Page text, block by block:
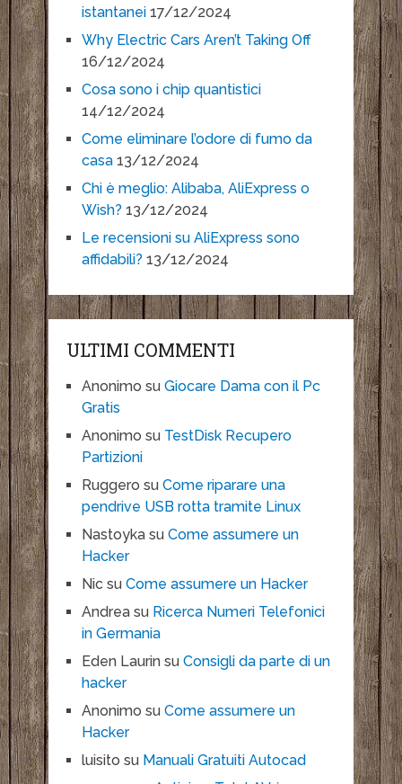
istantanei 17/12/2024
Why Electric Cars Aren’t Taking Off
16/12/2024
Cosa sono i chip quantistici
14/12/2024
Come eliminare l’odore di fumo da
casa 13/12/2024
Chi è meglio: Alibaba, AliExpress o
Wish? 13/12/2024
Le recensioni su AliExpress sono
affidabili? 13/12/2024
ULTIMI COMMENTI
Anonimo su Giocare Dama con il Pc
Gratis
Anonimo su TestDisk Recupero
Partizioni
Ruggero su Come riparare una
pendrive USB rotta tramite Linux
Nastoykasu Come assumere un
Hacker
Nicsu Come assumere un Hacker
Andreasu Ricerca Numeri Telefonici
in Germania
Eden Laurinsu Consigli da parte di un
hacker
Anonimo su Come assumere un
Hacker
luisito su Manuali Gratuiti Autocad